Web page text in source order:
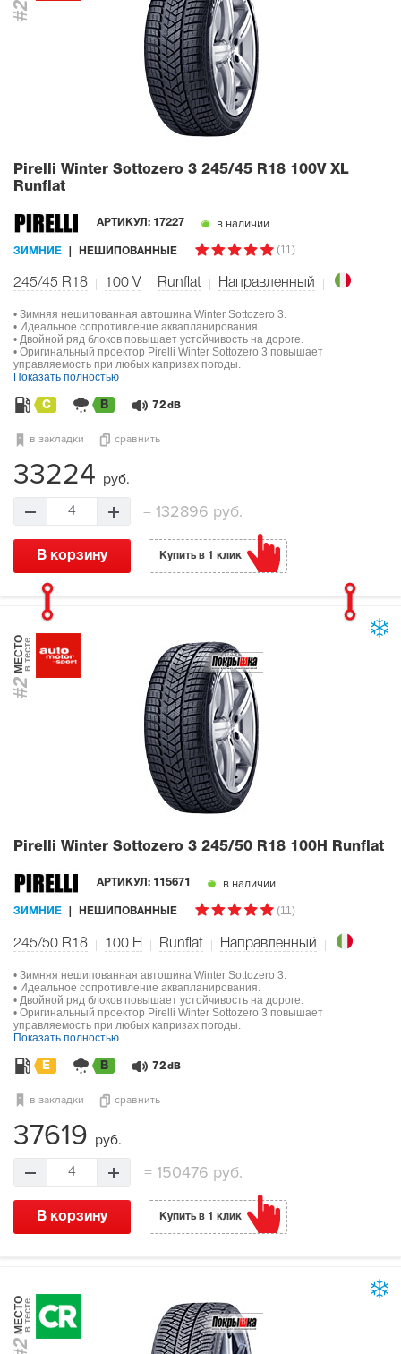
#2
Pirelli Winter Sottozero 3 245/45 R18 100V XL
Runflat
АРТИКУЛ: 17227 в наличии
ЗИМНИЕ НЕШИПОВАННЫЕ (11)
245/45 R18 100 V Runflat Направленный
• Зимняя нешипованная автошина Winter Sottozero 3.
• Идеальное сопротивление аквапланирования.
• Двойной ряд блоков повышает устойчивость на дороге.
• Оригинальный проектор Pirelli Winter Sottozero 3 повышает
управляемость при любых капризах погоды.
Показать полностью
C B 72 dB
в закладки сравнить
33224 руб.
4 = 132896 руб.
В корзину Купить в 1 клик
#2
МЕСТОв тесте
Pirelli Winter Sottozero 3 245/50 R18 100H Runflat
АРТИКУЛ: 115671 в наличии
ЗИМНИЕ НЕШИПОВАННЫЕ (11)
245/50 R18 100 H Runflat Направленный
• Зимняя нешипованная автошина Winter Sottozero 3.
• Идеальное сопротивление аквапланирования.
• Двойной ряд блоков повышает устойчивость на дороге.
• Оригинальный проектор Pirelli Winter Sottozero 3 повышает
управляемость при любых капризах погоды.
Показать полностью
E B 72 dB
в закладки сравнить
37619 руб.
4 =150476 руб.
В корзину Купить в 1 клик
#2
МЕСТОв тесте